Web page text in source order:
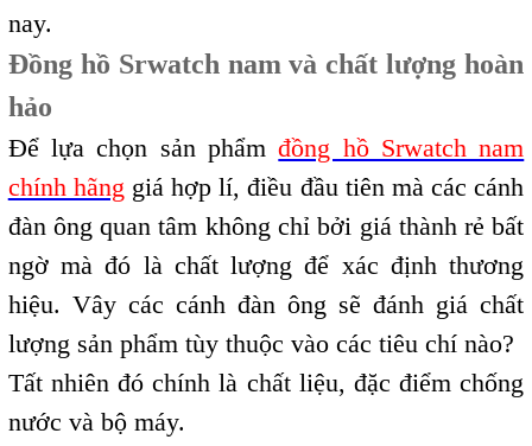
nay.
Đồng hồ Srwatch nam và chất lượng hoàn
hảo
Để lựa chọn sản phẩmđồng hồ Srwatch nam
chính hãng giá hợp lí, điều đầu tiên mà các cánh
đàn ông quan tâm không chỉ bởi giá thành rẻ bất
ngờ mà đó là chất lượng để xác định thương
hiệu. Vây các cánh đàn ông sẽ đánh giá chất
lượng sản phẩm tùy thuộc vào các tiêu chí nào?
Tất nhiên đó chính là chất liệu, đặc điểm chống
nước và bộ máy.